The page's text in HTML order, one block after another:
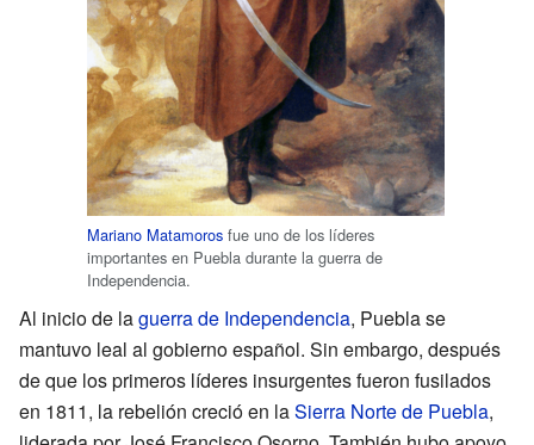
Mariano Matamoros fue uno de los líderes
importantes en Puebla durante la guerra de
Independencia.
Al inicio de laguerra de Independencia, Puebla se
mantuvo leal al gobierno español. Sin embargo, después
de que los primeros líderes insurgentes fueron fusilados
en 1811, la rebelión creció en laSierra Norte de Puebla,